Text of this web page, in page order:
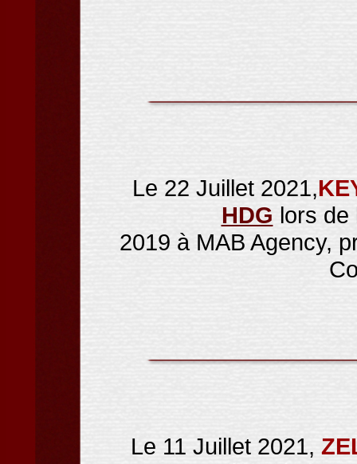
Le 22 Juillet 2021,
HDG lors de
2019 à MAB Agency,
Le 11 Juillet 2021,